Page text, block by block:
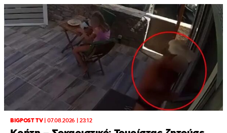
BIGPOST TV|07.08.2026 | 23:12